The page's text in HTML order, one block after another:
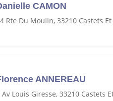
CAMON
Rte Du Moulin, 33210 Castets
ANNEREAU
Av Louis Giresse, 33210 Castets